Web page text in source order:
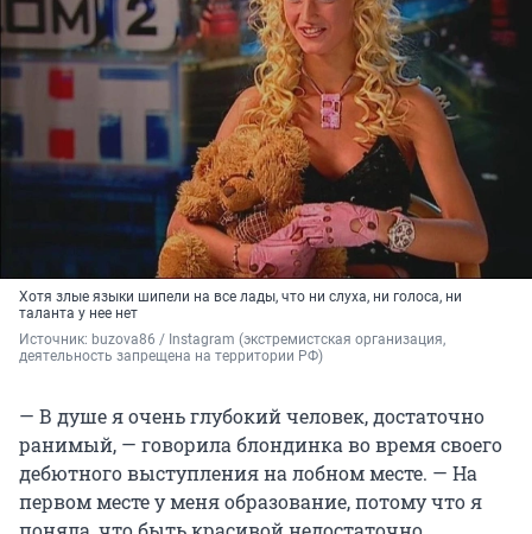
Хотя злые языки шипели на все лады, что ни слуха, ни голоса, ни
таланта у нее нет
Источник: buzova86 / Instagram (экстремистская организация,
деятельность запрещена на территории РФ)
— В душе я очень глубокий человек, достаточно
ранимый, — говорила блондинка во время своего
дебютного выступления на лобном месте. — На
первом месте у меня образование, потому что я